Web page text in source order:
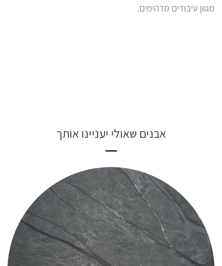
מגוון עיבודים מדהימים.
אבנים שאולי יעניינו אותך